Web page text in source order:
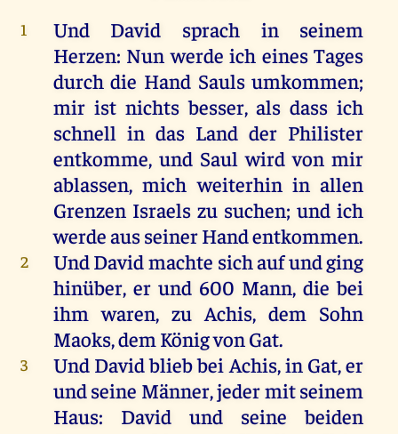
1 Und David sprach in
seinem
Herzen: Nun werde ich eines Tages
durch die Hand Sauls umkommen;
mir ist nichts besser,als dassich
schnell in das Land der Philister
entkomme, und Saul wird von mir
ablassen,mich weiterhin in allen
Grenzen Israels zu suchen;und ich
werdeausseinerHandentkommen.
2 UndDavidmachte sichaufundging
hinüber, er und600 Mann,die bei
ihm waren, zu Achis,dem Sohn
Maoks,dem KönigvonGat.
3 Und Davidbliebbei Achis,inGat,er
undseine Männer,jedermitseinem
Haus: David und seine
beiden